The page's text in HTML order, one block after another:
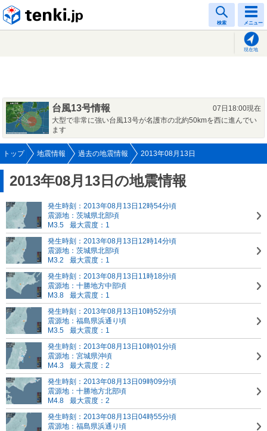
検索 メニュー
現在地
台風13号情報
07日18:00現在
大型で非常に強い台風13号が名護市の北約50kmを西に進んでい
ます
トップ 地震情報 過去の地震情報 2013年08月13日
2013年08月13日の地震情報
発生時刻：2013年08月13日12時54分頃
震源地：茨城県北部頃
M3.5
最大震度：1
発生時刻：2013年08月13日12時14分頃
震源地：茨城県北部頃
M3.2
最大震度：1
発生時刻：2013年08月13日11時18分頃
震源地：十勝地方中部頃
M3.8
最大震度：1
発生時刻：2013年08月13日10時52分頃
震源地：福島県浜通り頃
M3.5
最大震度：1
発生時刻：2013年08月13日10時01分頃
震源地：宮城県沖頃
M4.3
最大震度：2
発生時刻：2013年08月13日09時09分頃
震源地：十勝地方北部頃
M4.8
最大震度：2
発生時刻：2013年08月13日04時55分頃
震源地：福島県浜通り頃